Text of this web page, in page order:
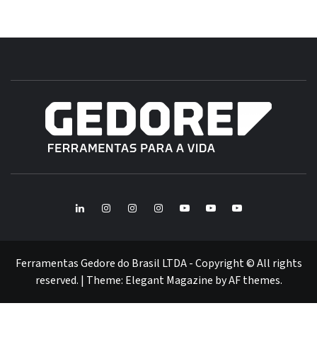
LinkedInInstagramInstagramInstagramYoutubeYoutubeYoutube
Ferramentas Gedore do Brasil LTDA - Copyright © All rights
reserved. | Theme: Elegant Magazine byAF themes.